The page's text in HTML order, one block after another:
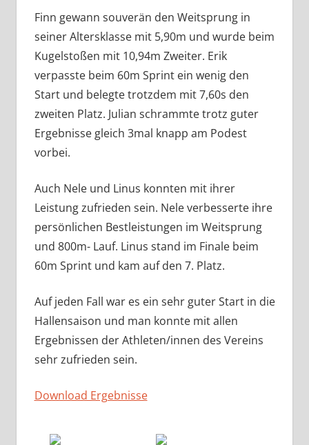
Finn gewann souverän den Weitsprung in
seiner Altersklasse mit 5,90m und wurde beim
Kugelstoßen mit 10,94m Zweiter. Erik
verpasste beim 60m Sprint ein wenig den
Start und belegte trotzdem mit 7,60s den
zweiten Platz. Julian schrammte trotz guter
Ergebnisse gleich 3mal knapp am Podest
vorbei.
Auch Nele und Linus konnten mit ihrer
Leistung zufrieden sein. Nele verbesserte ihre
persönlichen Bestleistungen im Weitsprung
und 800m- Lauf. Linus stand im Finale beim
60m Sprint und kam auf den 7. Platz.
Auf jeden Fall war es ein sehr guter Start in die
Hallensaison und man konnte mit allen
Ergebnissen der Athleten/innen des Vereins
sehr zufrieden sein.
Download Ergebnisse